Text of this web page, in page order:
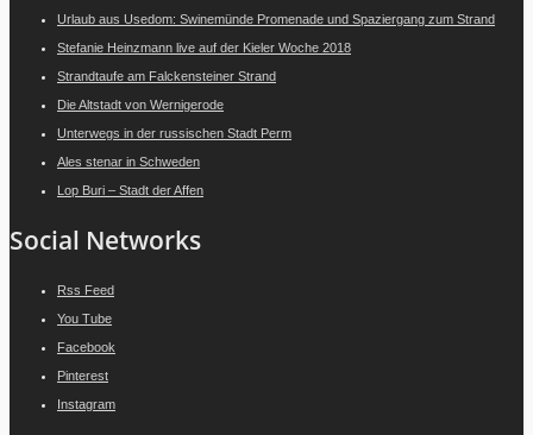
Urlaub aus Usedom: Swinemünde Promenade und Spaziergang zum Strand
Stefanie Heinzmann live auf der Kieler Woche 2018
Strandtaufe am Falckensteiner Strand
Die Altstadt von Wernigerode
Unterwegs in der russischen Stadt Perm
Ales stenar in Schweden
Lop Buri – Stadt der Affen
Social Networks
Rss Feed
You Tube
Facebook
Pinterest
Instagram